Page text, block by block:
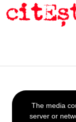
This
is
a
The media
server or